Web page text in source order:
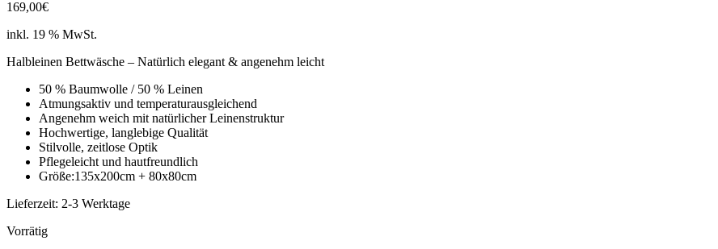
169,00€
inkl. 19 % MwSt.
Halbleinen Bettwäsche – Natürlich elegant & angenehm leicht
50 % Baumwolle / 50 % Leinen
Atmungsaktiv und temperaturausgleichend
Angenehm weich mit natürlicher Leinenstruktur
Hochwertige, langlebige Qualität
Stilvolle, zeitlose Optik
Pflegeleicht und hautfreundlich
Größe:135x200cm + 80x80cm
Lieferzeit: 2-3 Werktage
Vorrätig